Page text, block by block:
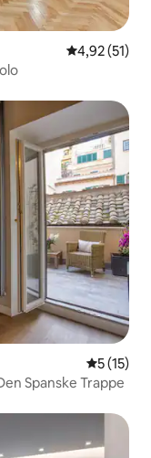
4,92 ud af 5
4,92 (51)
5 ud af 5
5 (15)
Spanske Trappe